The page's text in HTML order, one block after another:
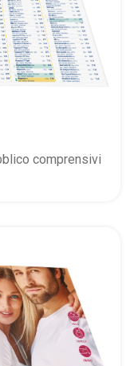
comprensivi